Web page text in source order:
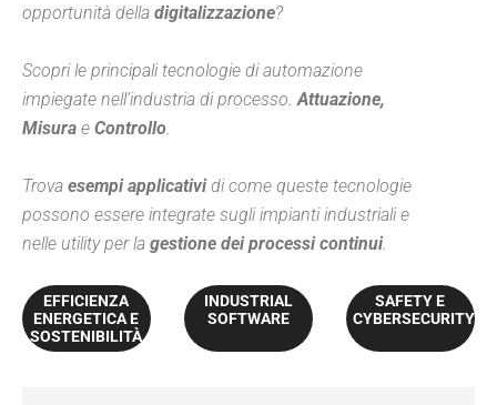
opportunità della digitalizzazione?
Scopri le principali tecnologie di automazione
impiegate nell’industria di processo. Attuazione,
Misura e Controllo
Trova esempi applicatividi come queste tecnologie
possono essere integrate sugli impianti industriali e
nelle utility per la gestione dei processi continui.
EFFICIENZA
ENERGETICA E
SOSTENIBILITÀ
INDUSTRIAL
SOFTWARE
SAFETY E
CYBERSECURITY